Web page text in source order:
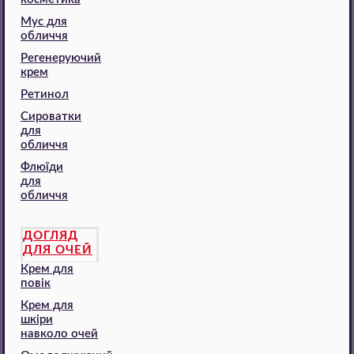
Мус для
обличчя
Регенеруючий
крем
Ретинол
Сироватки
для
обличчя
Флюїди
для
обличчя
ДОГЛЯД
ДЛЯ ОЧЕЙ
Крем для
повік
Крем для
шкіри
навколо очей